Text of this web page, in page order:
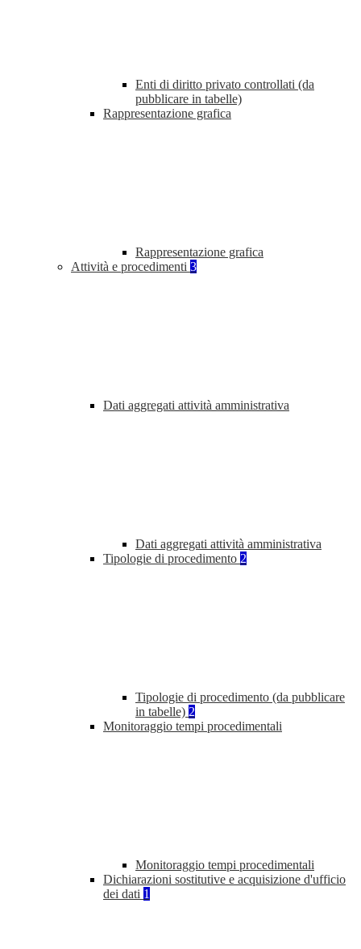
Enti di diritto privato controllati (da
pubblicare in tabelle)
Rappresentazione grafica
Rappresentazione grafica
Attività e procedimenti 3
Dati aggregati attività amministrativa
Dati aggregati attività amministrativa
Tipologie di procedimento 2
Tipologie di procedimento (da pubblicare
in tabelle) 2
Monitoraggio tempi procedimentali
Monitoraggio tempi procedimentali
Dichiarazioni sostitutive e acquisizione d'ufficio
dei dati 1